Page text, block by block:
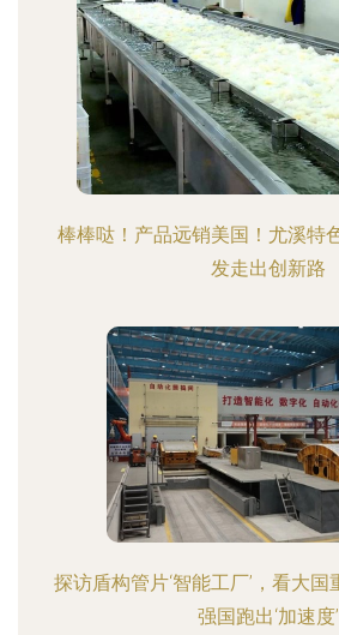
棒棒哒！产品远销美国！尤溪特
发走出创新路
探访盾构管片‘智能工厂’，看大
强国跑出‘加速度’